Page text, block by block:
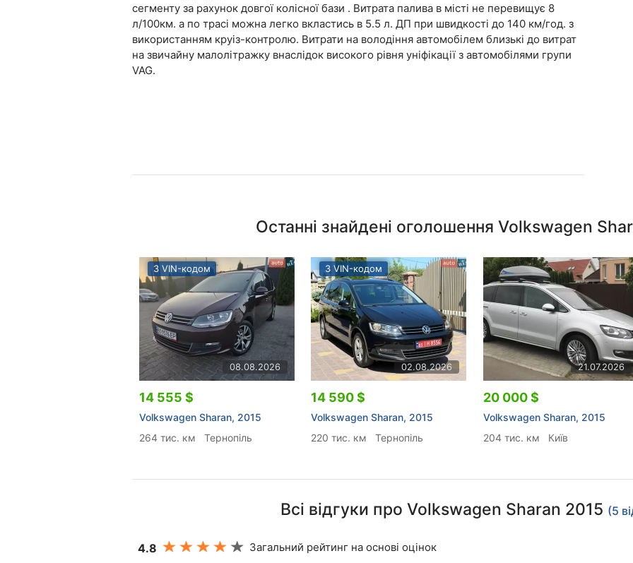
сегменту за рахунок довгої колісної бази . Витрата палива в місті не перевищує 8
л/100км. а по трасі можна легко вкластись в 5.5 л. ДП при швидкості до 140 км/год. з
використанням круіз-контролю. Витрати на володіння автомобілем близькі до витрат
на звичайну малолітражку внаслідок високого рівня уніфікації з автомобілями групи
VAG.
Останні знайдені оголошення Volkswagen
З VIN-кодом
08.08.2026
14 555 $
Volkswagen Sharan, 2015
264 тис. км
Тернопіль
З VIN-кодом
02.08.2026
14 590 $
Volkswagen Sharan, 2015
220 тис. км
Тернопіль
21.07.2026
20 000 $
Volkswagen Sharan, 2015
204 тис. км
Київ
Всі відгуки про Volkswagen Sharan 2015 (5
4.8 Загальний рейтинг на основі оцінок